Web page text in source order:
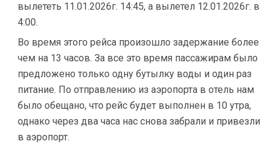
вылететь 11.01.2026г. 14:45, а вылетел 12.01.2026г. в
4:00.
Во время этого рейса произошло задержание более
чем на 13 часов. За все это время пассажирам было
предложено только одну бутылку воды и один раз
питание. По отправлению из аэропорта в отель нам
было обещано, что рейс будет выполнен в 10 утра,
однако через два часа нас снова забрали и привезли
в аэропорт.